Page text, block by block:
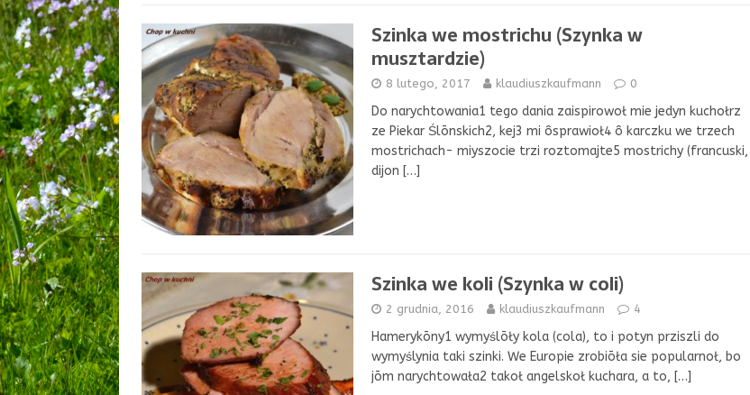
Szinka we mostrichu (Szynka w
musztardzie)
8 lutego, 2017 klaudiuszkaufmann 0
Do narychtowania1 tego dania zaispirowoł mie jedyn kuchołrz
ze Piekar Ślōnskich2, kej3 mi ôsprawioł4 ô karczku we trzech
mostrichach- miyszocie trzi roztomajte5 mostrichy (francuski,
dijon […]
Szinka we koli (Szynka w coli)
2 grudnia, 2016 klaudiuszkaufmann 4
Hamerykōny1 wymyślōły kola (cola), to i potyn prziszli do
wymyślynia taki szinki. We Europie zrobiōła sie popularnoł, bo
jōm narychtowała2 takoł angelskoł kuchara, a to, […]